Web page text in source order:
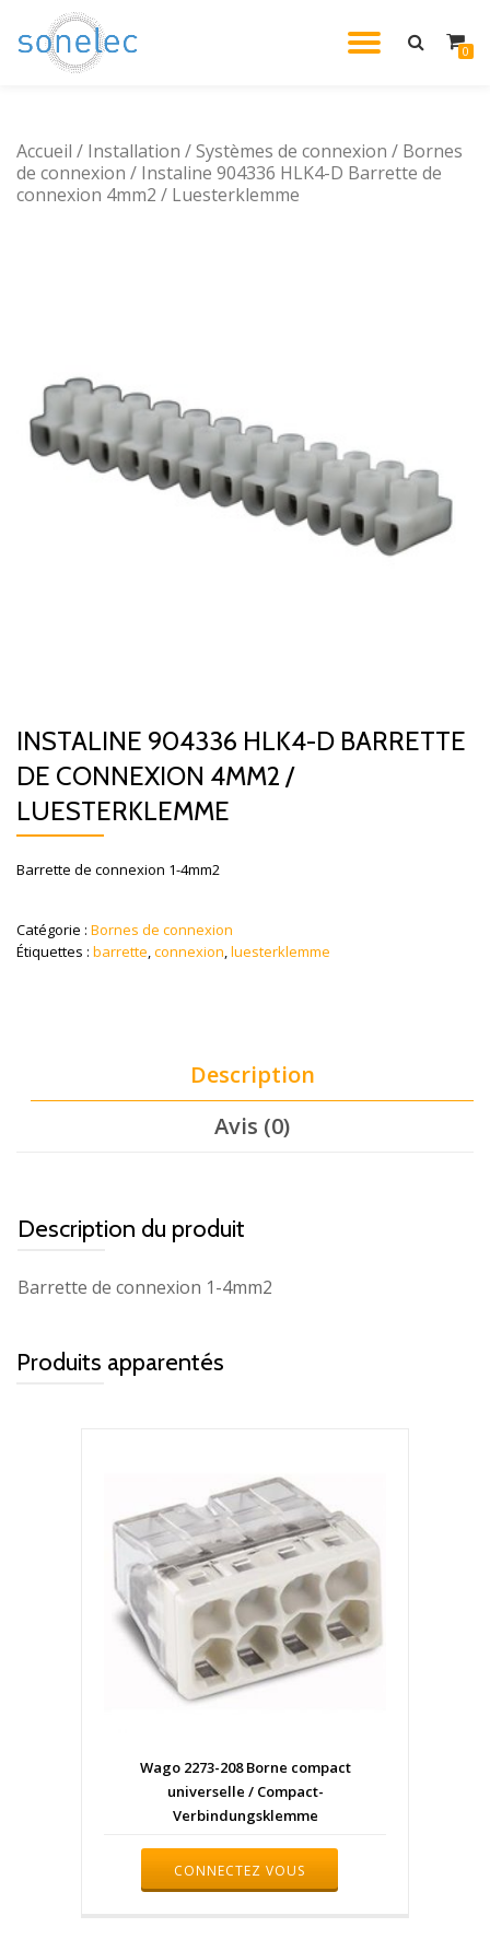
Aller
0
Accueil / Installation /Systèmes de connexion / Bornes
de connexion / Instaline 904336 HLK4-D Barrette de
connexion 4mm2 / Luesterklemme
INSTALINE 904336 HLK4-D BARRETTE
DE CONNEXION 4MM2 /
LUESTERKLEMME
Barrette de connexion 1-4mm2
Catégorie : Bornes de connexion
Étiquettes : barrette,connexion,luesterklemme
Description
Avis (0)
Description du produit
Barrette de connexion 1-4mm2
Produits apparentés
Wago 2273-208 Borne compact
universelle / Compact-
Verbindungsklemme
CONNECTEZ VOUS